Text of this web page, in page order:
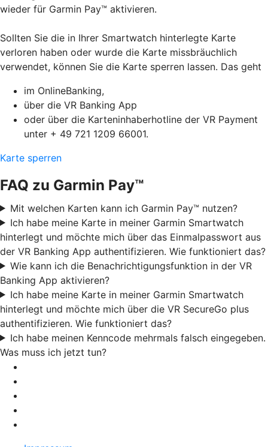
wieder für Garmin Pay™ aktivieren.
Sollten Sie die in Ihrer Smartwatch hinterlegte Karte
verloren haben oder wurde die Karte missbräuchlich
verwendet, können Sie die Karte sperren lassen. Das geht
im OnlineBanking,
über die VR Banking App
oder über die Karteninhaberhotline der VR Payment
unter + 49 721 1209 66001.
Karte sperren
FAQ zu Garmin Pay™
Mit welchen Karten kann ich Garmin Pay™ nutzen?
Ich habe meine Karte in meiner Garmin Smartwatch
hinterlegt und möchte mich über das Einmalpasswort aus
der VR Banking App authentifizieren. Wie funktioniert das?
Wie kann ich die Benachrichtigungsfunktion in der VR
Banking App aktivieren?
Ich habe meine Karte in meiner Garmin Smartwatch
hinterlegt und möchte mich über die VR SecureGo plus
authentifizieren. Wie funktioniert das?
Ich habe meinen Kenncode mehrmals falsch eingegeben.
Was muss ich jetzt tun?